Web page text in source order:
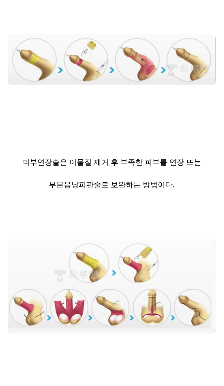
피부연장술은 이물질 제거 후 부족한 피부를 연장 또는
부분음낭피판술로 보완하는 방법이다.